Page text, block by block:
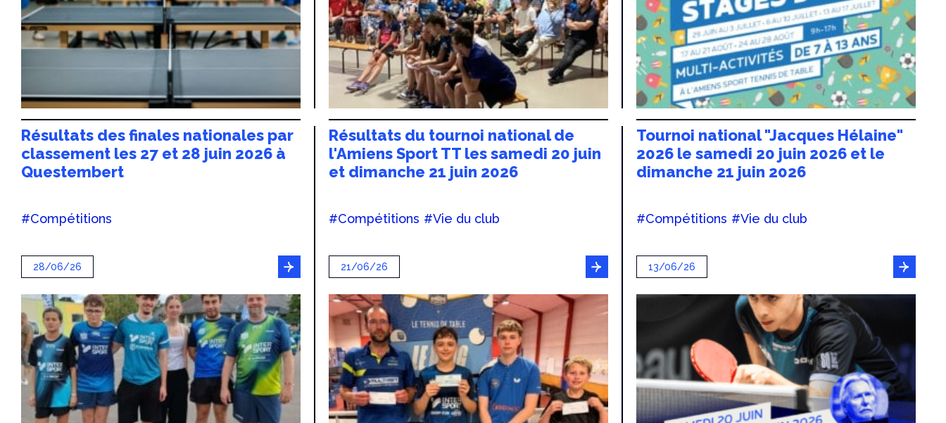
Résultats des finales nationales par
classement les 27 et 28 juin 2026 à
Questembert
#Compétitions
28/06/26
Résultats du tournoi national de
l'Amiens Sport TT les samedi 20 juin
et dimanche 21 juin 2026
#Compétitions #Vie du club
21/06/26
Tournoi national "Jacques Hélaine"
2026 le samedi 20 juin 2026 et le
dimanche 21 juin 2026
#Compétitions #Vie du club
13/06/26